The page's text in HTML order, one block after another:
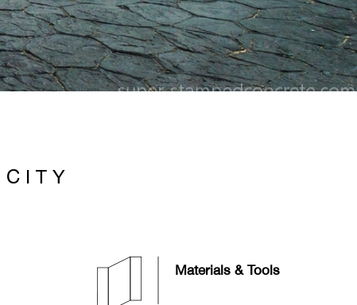
I T Y
Materials & Tools